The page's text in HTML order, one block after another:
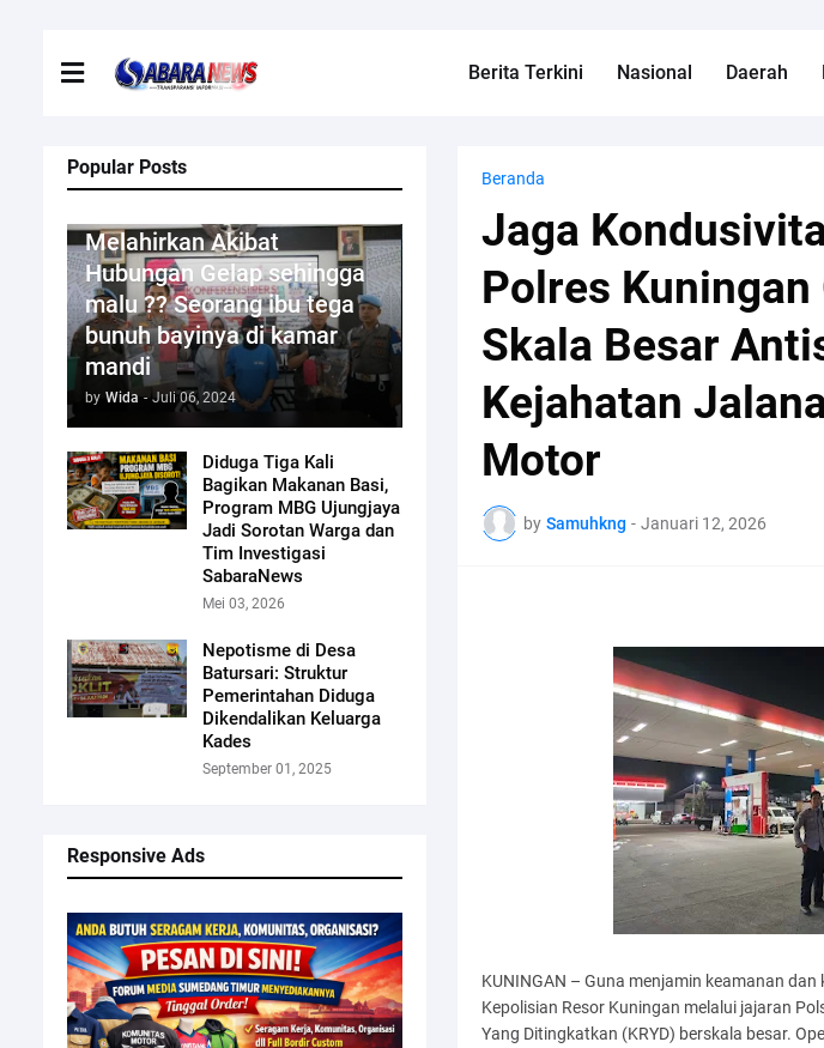
Berita Terkini Nasional Daerah
Popular Posts
Melahirkan Akibat
Hubungan Gelap sehingga
malu ?? Seorang ibu tega
bunuh bayinya di kamar
mandi
by Wida - Juli 06, 2024
Diduga Tiga Kali
Bagikan Makanan Basi,
Program MBG Ujungjaya
Jadi Sorotan Warga dan
Tim Investigasi
SabaraNews
Mei 03, 2026
Nepotisme di Desa
Batursari: Struktur
Pemerintahan Diduga
Dikendalikan Keluarga
Kades
September 01, 2025
Responsive Ads
Beranda
Jaga
Polres
Skala Besar
Kejahatan
Motor
by Samuhkng - Januari 12, 2026
KUNINGAN – Guna menjamin keamanan
Kepolisian Resor Kuningan melalui jajaran
Yang Ditingkatkan (KRYD) berskala besar.